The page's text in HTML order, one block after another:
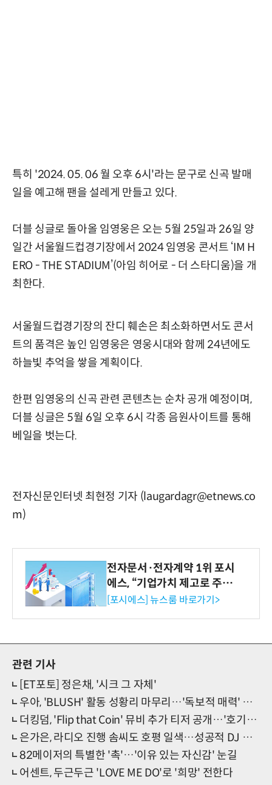
특히 '2024. 05. 06 월 오후 6시'라는 문구로 신곡 발매
일을 예고해 팬을 설레게 만들고 있다.
더블 싱글로 돌아올 임영웅은 오는 5월 25일과 26일 양
일간 서울월드컵경기장에서 2024 임영웅 콘서트 ‘IM H
ERO - THE STADIUM’(아임 히어로 - 더 스타디움)을 개
최한다.
서울월드컵경기장의 잔디 훼손은 최소화하면서도 콘서
트의 품격은 높인 임영웅은 영웅시대와 함께 24년에도
하늘빛 추억을 쌓을 계획이다.
한편 임영웅의 신곡 관련 콘텐츠는 순차 공개 예정이며,
더블 싱글은 5월 6일 오후 6시 각종 음원사이트를 통해
베일을 벗는다.
전자신문인터넷 최현정 기자 (laugardagr@etnews.co
m)
전자문서·전자계약 1위 포시
에스, “기업가치 제고로 주주
환원 강화” 계획 공시
[포시에스] 뉴스룸 바로가기>
관련 기사
[ET포토] 정은채, '시크 그 자체'
우아, 'BLUSH' 활동 성황리 마무리…'독보적 매력' 입증
더킹덤, 'Flip that Coin' 뮤비 추가 티저 공개…'호기심 급상승'
은가은, 라디오 진행 솜씨도 호평 일색…성공적 DJ 데뷔
82메이저의 특별한 '촉'…'이유 있는 자신감' 눈길
어센트, 두근두근 'LOVE ME DO'로 '희망' 전한다